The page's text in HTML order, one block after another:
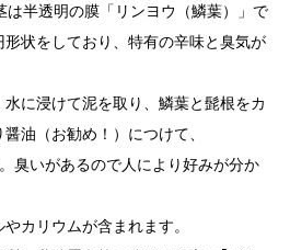
は半透明の膜「リンヨウ（鱗葉）」で
状をしており、特有の辛味と臭気が
に浸けて泥を取り、鱗葉と髭根をカ
油（お勧め！）につけて、
臭いがあるので人により好みが分か
カリウムが含まれます。